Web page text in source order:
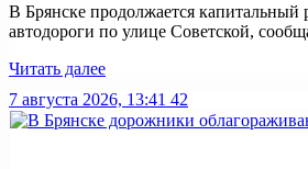
В Брянске продолжается капитальный
автодороги по улице Советской,
Читать далее
7 августа 2026, 13:41 42